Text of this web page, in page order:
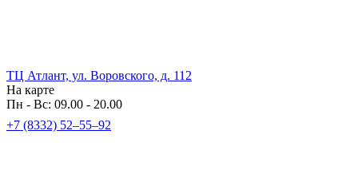
ТЦ Атлант, ул. Воровского, д. 112
На карте
Пн - Вс: 09.00 - 20.00
+7 (8332) 52‒55‒92